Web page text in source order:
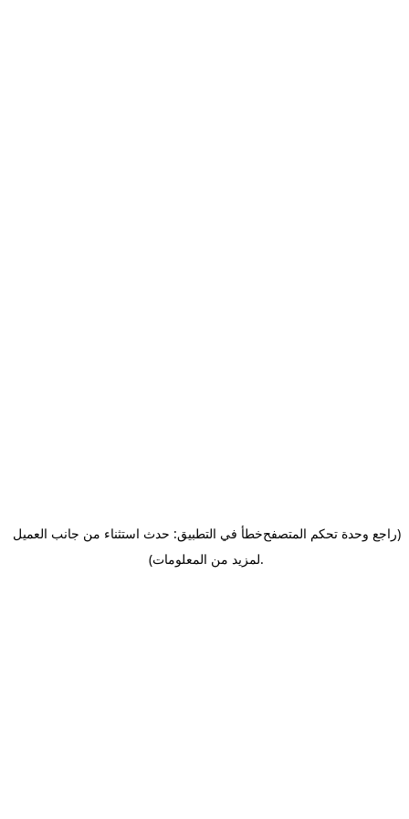
خطأ في التطبيق: حدث استثناء من جانب العميل(راجع وحدة تحكم المتصفح
لمزيد من المعلومات).